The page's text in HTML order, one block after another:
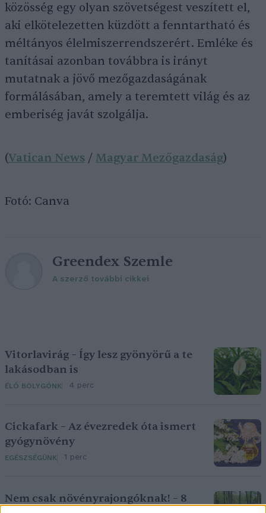
közösség egy olyan szövetségest veszített el,
aki elkötelezetten küzdött a fenntartható és
méltányos élelmiszerrendszerért. Emléke és
tanításai azonban továbbra is irányt
mutatnak a jövő mezőgazdaságának
formálásában, amely a teremtett világ és az
emberiség javát szolgálja.
(Vatican News / Magyar Mezőgazdaság)
Fotó: Canva
Greendex Szemle
A szerző további cikkei
Vitorlavirág – Így lesz gyönyörű a te
lakásodban is
ÉLŐ BOLYGÓNK 4 perc
Cickafark – Az évezredek óta ismert
gyógynövény
EGÉSZSÉGÜNK 1 perc
Nem csak növényrajongóknak! – 8